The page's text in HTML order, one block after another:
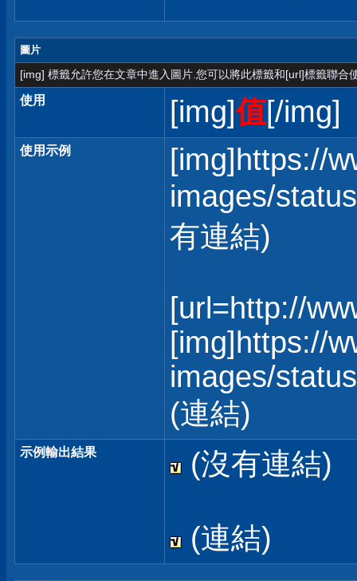
圖片
[img] 標籤允許您在文章中進入圖片.您可以將此標籤和[url]標籤聯合
使用 [img]值[/img]
使用示例
[img]https://
images/
有連結)
[url=http://
[img]https://
images/
(連結)
示例輸出結果 (沒有連結)
(連結)